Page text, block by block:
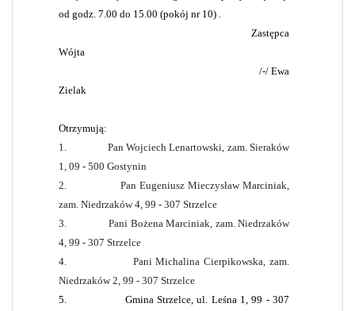
od godz. 7.00 do 15.00 (pokój nr 10) .
Zastępca
Wójta
/-/ Ewa
Zielak
Otrzymują:
1.
Pan Wojciech Lenartowski, zam. Sieraków
1, 09 - 500 Gostynin
2.
Pan Eugeniusz Mieczysław Marciniak,
zam. Niedrzaków 4, 99 - 307 Strzelce
3.
Pani Bożena Marciniak, zam. Niedrzaków
4, 99 - 307 Strzelce
4.
Pani Michalina Cierpikowska, zam.
Niedrzaków 2, 99 - 307 Strzelce
5.
Gmina Strzelce, ul. Leśna 1, 99 - 307